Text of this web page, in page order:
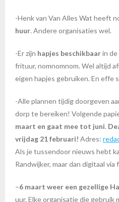
-Henk van Van Alles Wat heeft
huur. Andere organisaties wel.
-Er zijn hapjes beschikbaarin de
frituur, nomnomnom. Wel altijd
eigen hapjes gebruiken. En effe
-Alle plannen tijdig doorgeven
dorp te bereiken! Volgende
maart en gaat mee tot juni.
vrijdag 21 februari! Adres:
Als je tussendoor nieuws hebt
Randwijker, maar dan digitaal
–6 maart weer een gezellige
uur. Elke organisatie die gebruik